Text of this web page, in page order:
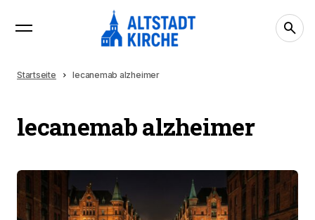
Startseite lecanemab alzheimer
lecanemab alzheimer